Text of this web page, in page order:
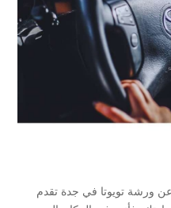
ورشة تويوتا في جدة تقدم